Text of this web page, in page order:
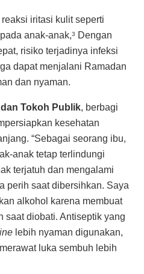
iritasi kulit seperti
anak-anak,3
Dengan
risiko terjadinya infeksi
dapat menjalani Ramadan
dan nyaman.
dan Tokoh Publik, berbagi
kesehatan
“Sebagai seorang ibu,
anak tetap terlindungi
terjatuh dan mengalami
perih saat dibersihkan. Saya
alkohol karena membuat
saat diobati. Antiseptik yang
lebih nyaman digunakan,
luka sembuh lebih